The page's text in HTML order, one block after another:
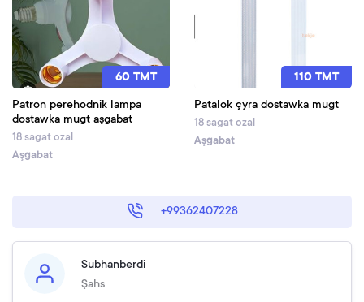
60 TMT
Patron perehodnik lampa
dostawka mugt aşgabat
18 sagat ozal
Aşgabat
110 TMT
Patalok çyra dostawka mugt
18 sagat ozal
Aşgabat
+99362407228
Subhanberdi
Şahs